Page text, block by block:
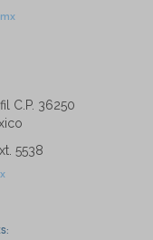
C.P. 36250
5538